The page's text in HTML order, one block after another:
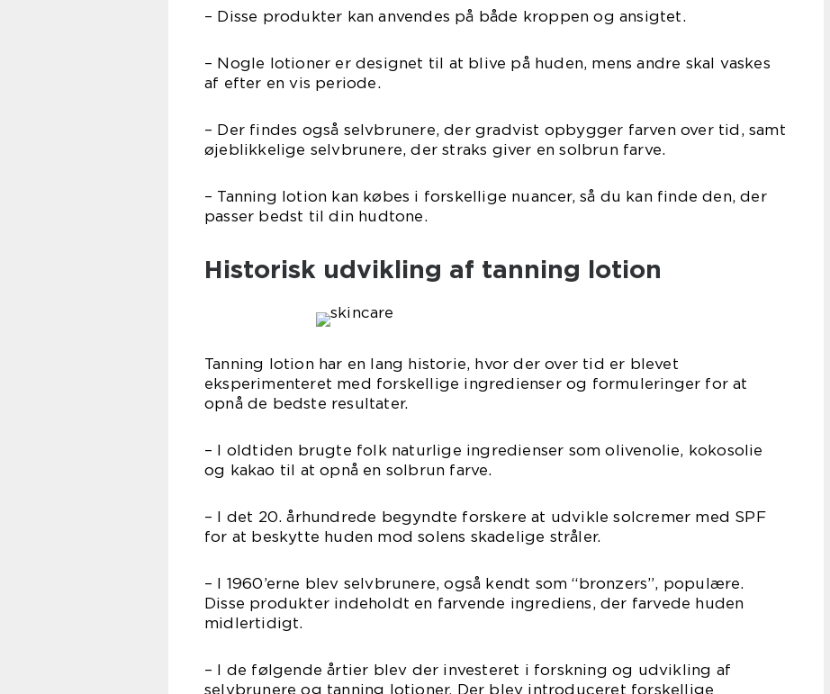
– Disse produkter kan anvendes på både kroppen og ansigtet.
– Nogle lotioner er designet til at blive på huden, mens andre skal vaskes
af efter en vis periode.
– Der findes også selvbrunere, der gradvist opbygger farven over tid, samt
øjeblikkelige selvbrunere, der straks giver en solbrun farve.
– Tanning lotion kan købes i forskellige nuancer, så du kan finde den, der
passer bedst til din hudtone.
Historisk udvikling af tanning lotion
Tanning lotion har en lang historie, hvor der over tid er blevet
eksperimenteret med forskellige ingredienser og formuleringer for at
opnå de bedste resultater.
– I oldtiden brugte folk naturlige ingredienser som olivenolie, kokosolie
og kakao til at opnå en solbrun farve.
– I det 20. århundrede begyndte forskere at udvikle solcremer med SPF
for at beskytte huden mod solens skadelige stråler.
– I 1960’erne blev selvbrunere, også kendt som “bronzers”, populære.
Disse produkter indeholdt en farvende ingrediens, der farvede huden
midlertidigt.
– I de følgende årtier blev der investeret i forskning og udvikling af
selvbrunere og tanning lotioner. Der blev introduceret forskellige